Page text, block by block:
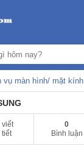
vụ màn hình/ mặt kính
viết
tiết
0
Bình luận